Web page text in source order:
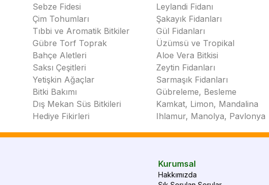
Sebze Fidesi
Çim Tohumları
Tıbbi ve Aromatik Bitkiler
Gübre Torf Toprak
Bahçe Aletleri
Saksı Çeşitleri
Yetişkin Ağaçlar
Bitki Bakımı
Dış Mekan Süs Bitkileri
Hediye Fikirleri
Leylandi Fidanı
Şakayık Fidanları
Gül Fidanları
Üzümsü ve Tropikal
Aloe Vera Bitkisi
Zeytin Fidanları
Sarmaşık Fidanları
Gübreleme, Besleme
Kamkat, Limon, Mandalina
Ihlamur, Manolya, Pavlonya
Kurumsal
Hakkımızda